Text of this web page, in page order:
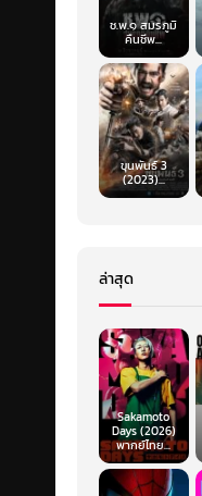
ช.พ.๑ สมรภูมิ
คืนชีพ...
ขุนพันธ์ 3
(2023)...
ล่าสุด
Sakamoto
Days (2026)
พากย์ไทย...